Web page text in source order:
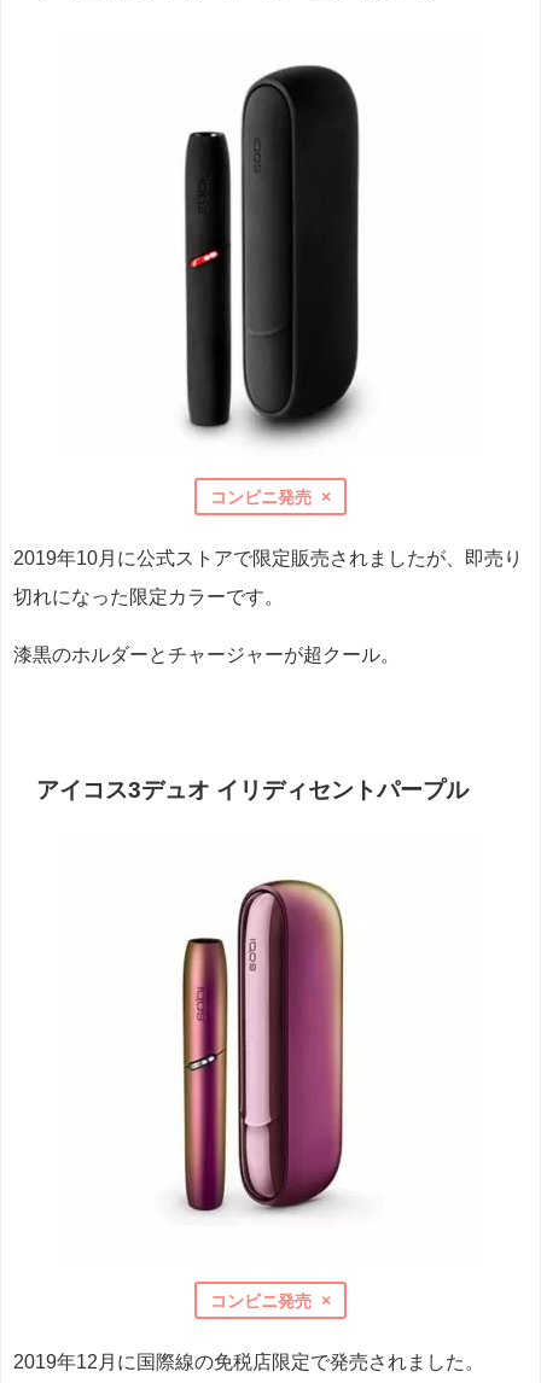
コンビニ発売 ×
2019年10月に公式ストアで限定販売されましたが、即売り
切れになった限定カラーです。
漆黒のホルダーとチャージャーが超クール。
アイコス3デュオ イリディセントパープル
コンビニ発売 ×
2019年12月に国際線の免税店限定で発売されました。